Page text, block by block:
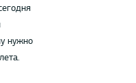
нужно